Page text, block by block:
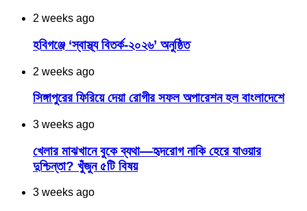
2 weeks ago
হবিগঞ্জে ‘স্বাস্থ্য বিতর্ক-২০২৬’ অনুষ্ঠিত
2 weeks ago
সিঙ্গাপুরের ফিরিয়ে দেয়া রোগীর সফল অপারেশন হল বাংলাদেশে
3 weeks ago
খেলার মাঝখানে বুকে ব্যথা—হৃদরোগ নাকি হেরে যাওয়ার
দুশ্চিন্তা? খুঁজুন ৫টি বিষয়
3 weeks ago